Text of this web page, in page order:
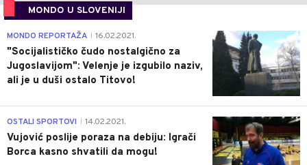
MONDO U SLOVENIJI
4
MONDO REPORTAŽA 16.02.2021.
"Socijalističko čudo nostalgično za
Jugoslavijom": Velenje je izgubilo naziv,
ali je u duši ostalo Titovo!
1
OSTALI SPORTOVI 14.02.2021.
Vujović poslije poraza na debiju: Igrači
Borca kasno shvatili da mogu!